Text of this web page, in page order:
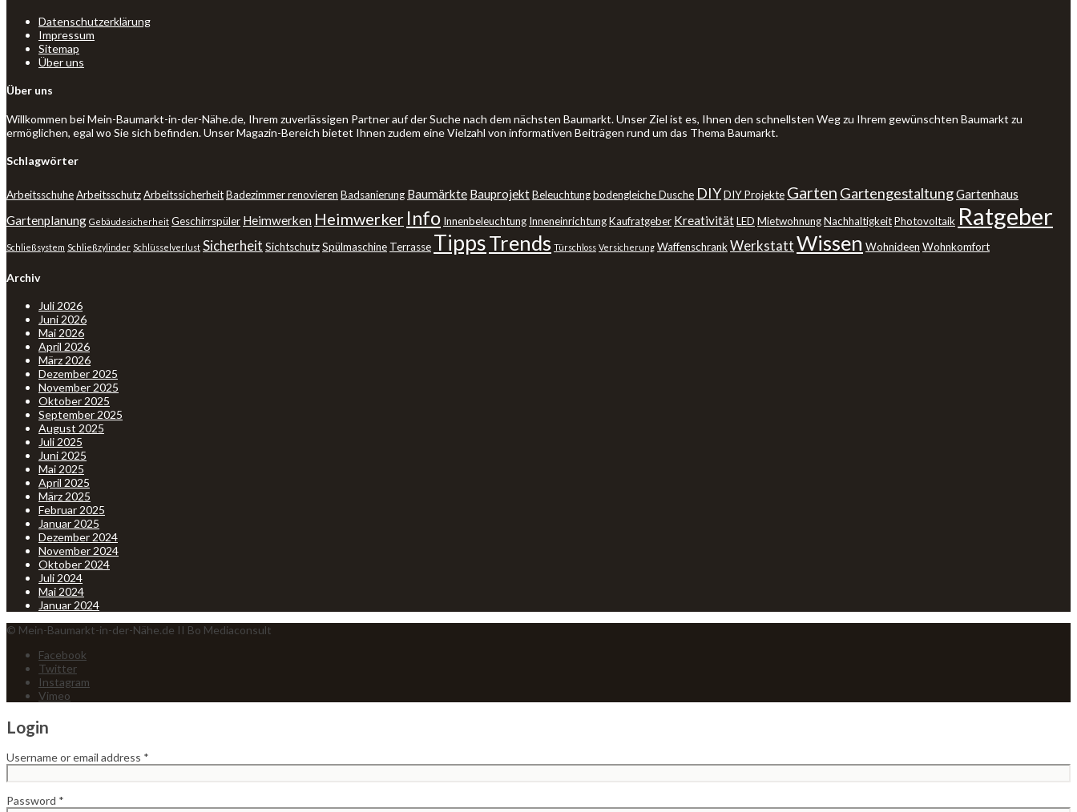
Datenschutzerklärung
Impressum
Sitemap
Über uns
Über uns
Willkommen bei Mein-Baumarkt-in-der-Nähe.de, Ihrem zuverlässigen Partner auf der Suche nach dem nächsten Baumarkt. Unser Ziel ist es, Ihnen den schnellsten Weg zu Ihrem gewünschten Baumarkt zu
ermöglichen, egal wo Sie sich befinden. Unser Magazin-Bereich bietet Ihnen zudem eine Vielzahl von informativen Beiträgen rund um das Thema Baumarkt.
Schlagwörter
ArbeitsschuheArbeitsschutzArbeitssicherheitBadezimmer renovieren Badsanierung Baumärkte BauprojektBeleuchtungbodengleiche Dusche DIYDIY Projekte Garten GartengestaltungGartenhaus
Gartenplanung Gebäudesicherheit Geschirrspüler Heimwerken Heimwerker Info Innenbeleuchtung InneneinrichtungKaufratgeber KreativitätLED MietwohnungNachhaltigkeitPhotovoltaik Ratgeber
Schließsystem Schließzylinder Schlüsselverlust Sicherheit SichtschutzSpülmaschine Terrasse TippsTrends Türschloss Versicherung WaffenschrankWerkstattWissen Wohnideen Wohnkomfort
Archiv
Juli 2026
Juni 2026
Mai 2026
April 2026
März 2026
Dezember 2025
November 2025
Oktober 2025
September 2025
August 2025
Juli 2025
Juni 2025
Mai 2025
April 2025
März 2025
Februar 2025
Januar 2025
Dezember 2024
November 2024
Oktober 2024
Juli 2024
Mai 2024
Januar 2024
© Mein-Baumarkt-in-der-Nähe.de II Bo Mediaconsult
Facebook
Twitter
Instagram
Vimeo
Login
Username or email address *
Password *